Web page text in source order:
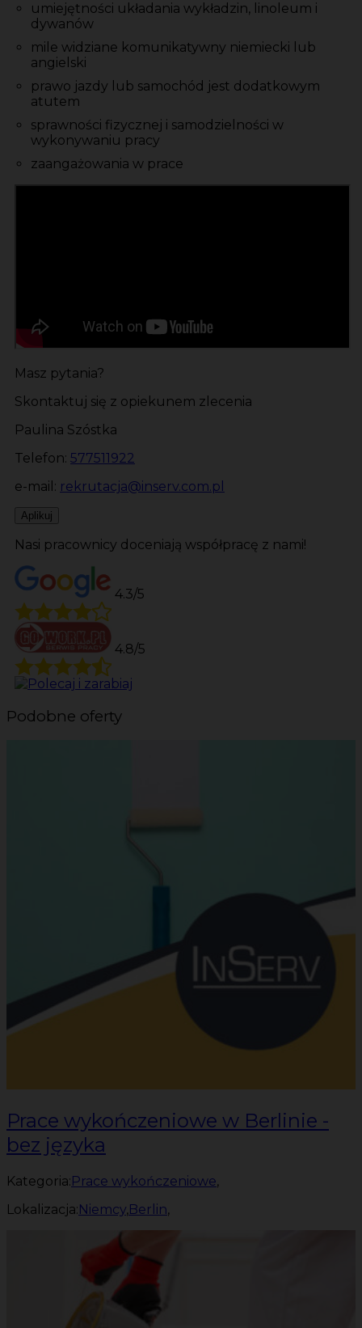
umiejętności układania wykładzin, linoleum i
dywanów
mile widziane komunikatywny niemiecki lub
angielski
prawo jazdy lub samochód jest dodatkowym
atutem
sprawności fizycznej i samodzielności w
wykonywaniu pracy
zaangażowania w prace
Masz pytania?
Skontaktuj się z opiekunem zlecenia
Paulina Szóstka
Telefon: 577511922
e-mail: rekrutacja@inserv.com.pl
Aplikuj
Nasi pracownicy doceniają współpracę z nami!
4.3/5
4.8/5
Podobne oferty
Prace wykończeniowe w Berlinie -
bez języka
Kategoria: Prace wykończeniowe,
Lokalizacja: Niemcy,Berlin,